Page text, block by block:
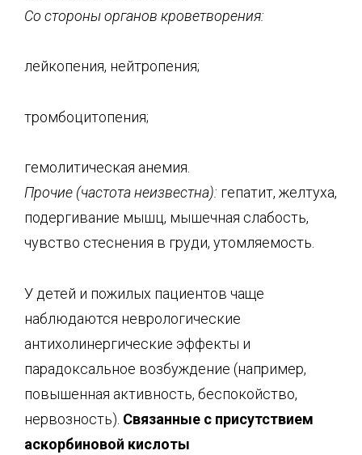
Со стороны органов кроветворения:
лейкопения, нейтропения;
тромбоцитопения;
гемолитическая анемия.
Прочие (частота неизвестна): гепатит, желтуха,
подергивание мышц, мышечная слабость,
чувство стеснения в груди, утомляемость.
У детей и пожилых пациентов чаще
наблюдаются неврологические
антихолинергические эффекты и
парадоксальное возбуждение (например,
повышенная активность, беспокойство,
нервозность). Связанные с присутствием
аскорбиновой кислоты